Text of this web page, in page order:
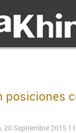
posiciones
20 Septiembre 2015